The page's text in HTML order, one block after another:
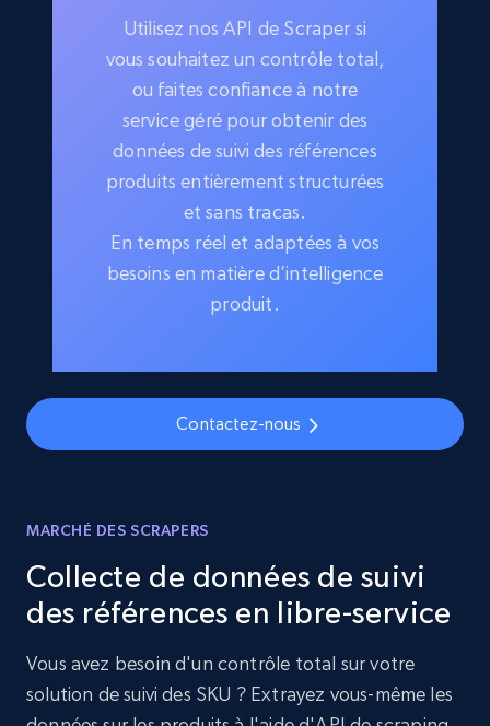
Utilisez nos API de Scraper si
vous souhaitez un contrôle total,
ou faites confiance à notre
service géré pour obtenir des
données de suivi des références
produits entièrement structurées
et sans tracas.
En temps réel et adaptées à vos
besoins en matière d’intelligence
produit.
Contactez-nous
MARCHÉ DES SCRAPERS
Collecte de données de suivi
des références en libre-service
Vous avez besoin d'un contrôle total sur votre
solution de suivi des SKU ? Extrayez vous-même les